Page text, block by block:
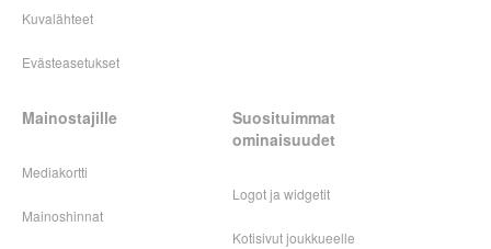
Kuvalähteet
Evästeasetukset
Mainostajille
Mediakortti
Mainoshinnat
Suosituimmat
ominaisuudet
Logot ja widgetit
Kotisivut joukkueelle